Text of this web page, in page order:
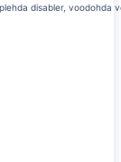
disabler, voodohda